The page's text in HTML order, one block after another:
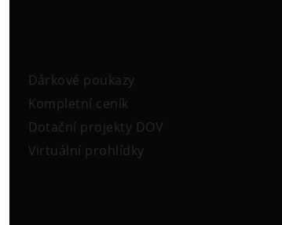
Dárkové poukazy
Kompletní ceník
Dotační projekty DOV
Virtuální prohlídky